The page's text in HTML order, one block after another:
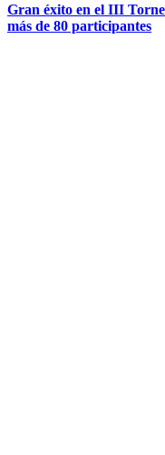
Gran éxito en el III
más de 80 participantes